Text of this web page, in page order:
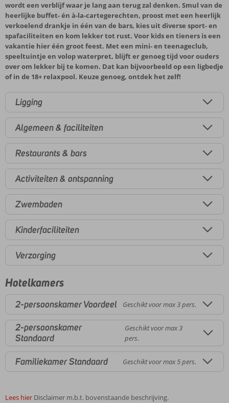
wordt een verblijf waar je lang aan terug zal denken. Smul van de
heerlijke buffet- én à-la-cartegerechten, proost met een heerlijk
verkoelend drankje in één van de bars, kies uit diverse sport- en
spafaciliteiten en kom lekker tot rust. Voor kids en tieners is een
vakantie hier één groot feest. Met een mini- en teenageclub,
speeltuintje en volop waterpret, blijft er genoeg tijd voor ouders
over om lekker bij te komen. Dat kan bijvoorbeeld op een ligbedje
of in de 18+ relaxpool. Keuze genoeg, ontdek het zelf!
Ligging
Algemeen & faciliteiten
Restaurants & bars
Activiteiten & ontspanning
Zwembaden
Kinderfaciliteiten
Verzorging
Hotelkamers
2-persoonskamer Voordeel Geschikt voor max 3 pers.
2-persoonskamer
Standaard
Geschikt voor max 3
pers.
Familiekamer Standaard Geschikt voor max 5 pers.
Lees hier Disclaimer m.b.t. bovenstaande beschrijving.